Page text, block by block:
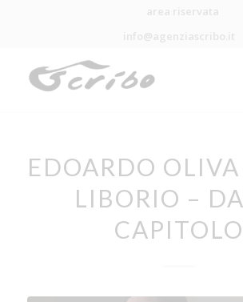
EDOARDO
LIBORIO –
CAPITOLO